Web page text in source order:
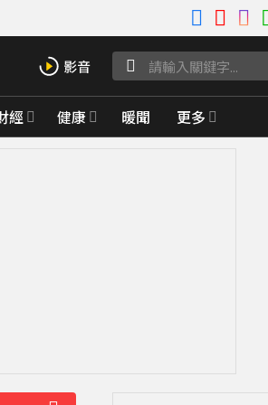
經 健康 暖聞 更多